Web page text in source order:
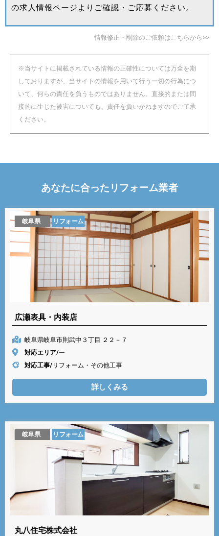
の求人情報ページよりご確認・ご応募ください。
情報修正・削除のご依頼はこちらから>>
※当サイトに掲載されている情報の正確性については万全を期
しておりますが、当サイトの情報を用いて行う一切の行為につ
いて、何らの責任を負うものではありません。直接的または間
接的に生じた被害についても、責任を負いかねますのでご了承
ください。
あなたに合った リフォーム業者
岐阜県 リフォーム
広瀬表具・内装店
岐阜県岐阜市則武中３丁目 ２２－７
対応エリア/ー
対応工事/ リフォーム・その他工事
詳しくみる
岐阜県 リフォーム
丸八住宅株式会社